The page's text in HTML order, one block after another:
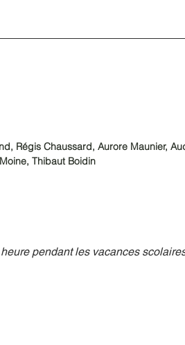
Régis Chaussard, Aurore Maunier,
Thibaut Boidin
pendant les vacances